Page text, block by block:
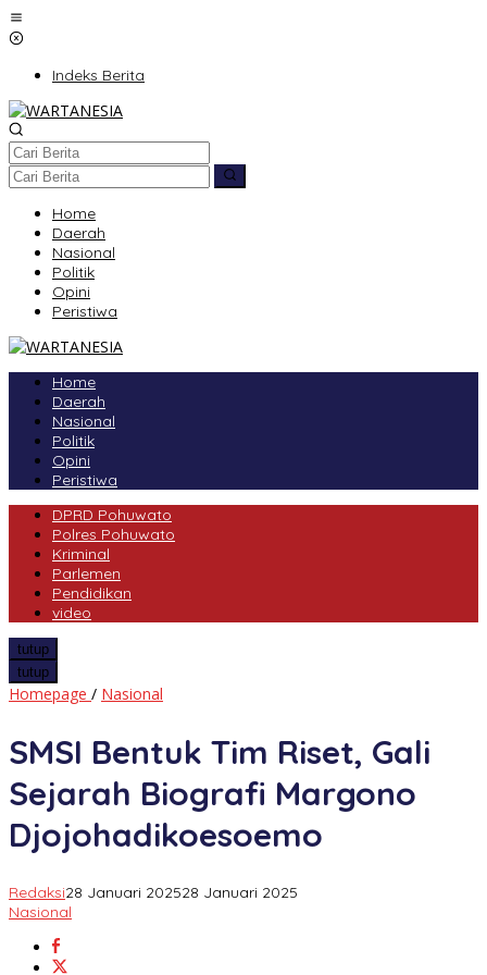
Lewati
ke
Indeks Berita
Home
Daerah
Nasional
Politik
Opini
Peristiwa
Home
Daerah
Nasional
Politik
Opini
Peristiwa
DPRD Pohuwato
Polres Pohuwato
Kriminal
Parlemen
Pendidikan
video
tutup
tutup
Homepage / Nasional
Riset,
Sejarah
Biografi
Margono
SMSI Bentuk Tim Riset, Gali
Sejarah Biografi Margono
Djojohadikoesoemo
Redaksi28 Januari 202528 Januari 2025
Nasional